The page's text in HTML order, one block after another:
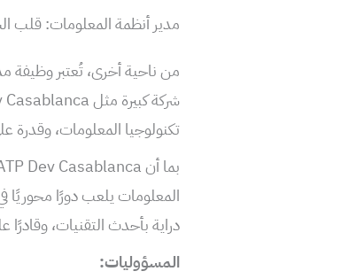
مدير أنظمة المعلومات: قلب
من ناحية أخرى، تُعتبر وظيفة
تكنولوجيا المعلومات، وقدرة
المعلومات يلعب دورًا
دراية بأحدث التقنيات،
المسؤوليات: